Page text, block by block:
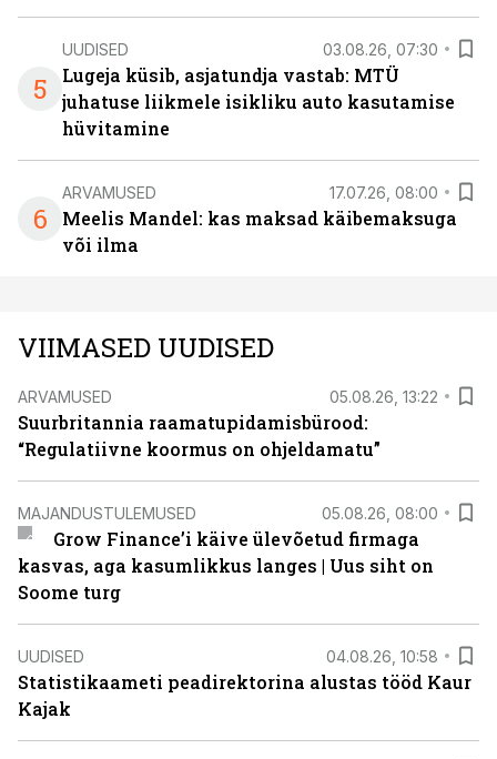
5
UUDISED 03.08.26, 07:30
Lugeja küsib, asjatundja vastab: MTÜ
juhatuse liikmele isikliku auto kasutamise
hüvitamine
6
ARVAMUSED 17.07.26, 08:00
Meelis Mandel: kas maksad käibemaksuga
või ilma
VIIMASED UUDISED
ARVAMUSED 05.08.26, 13:22
Suurbritannia raamatupidamisbürood:
“Regulatiivne koormus on ohjeldamatu”
MAJANDUSTULEMUSED 05.08.26, 08:00
Grow Finance’i käive ülevõetud firmaga
kasvas, aga kasumlikkus langes | Uus siht on
Soome turg
UUDISED 04.08.26, 10:58
Statistikaameti peadirektorina alustas tööd Kaur
Kajak